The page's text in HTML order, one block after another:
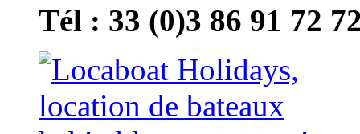
Tél : 33 (0)3 86 91 72